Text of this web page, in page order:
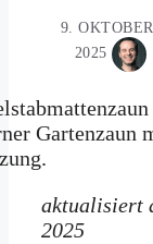
9.
2025
aktualisiert
2025